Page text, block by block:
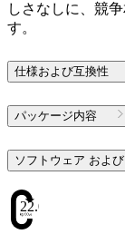
しさなしに、競
す。
仕様および互換性
パッケージ内容
22.09